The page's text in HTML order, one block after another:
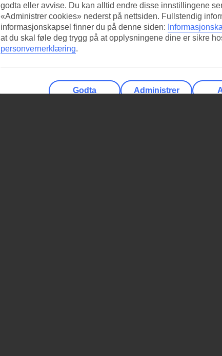
godta eller avvise. Du kan alltid endre disse innstillingene
«Administrer cookies» nederst på nettsiden. Fullstendig
informasjonskapsel finner du på denne siden:
at du skal føle deg trygg på at opplysningene dine er sikre
personvernerklæring.
Godta Administrer